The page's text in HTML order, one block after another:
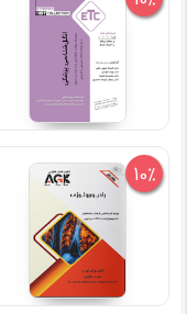
10%